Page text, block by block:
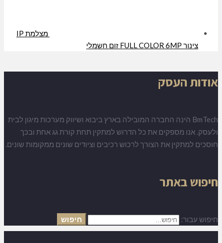
מצלמת IP
צינור FULL COLOR 6MP זום חשמלי
אודות העסק
BmTech הינה החברה המובילה בארץ ביבוא ושיווק מערכות מיגון לבית
ולעסק. אנו מספקים את כל הדרוש למתקין תחת קורת גג אחת ובכך
חוסכים למתקין את הצורך לרכוש רכיבים וציודים שונים ממקומות שונים.
חיפוש באתר
חיפוש עבור: חיפוש